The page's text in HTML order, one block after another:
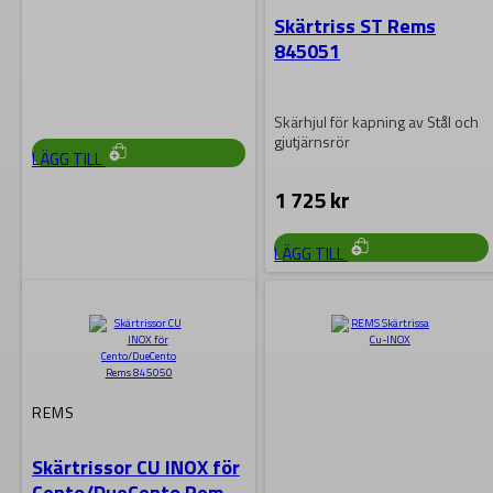
LÄGG TILL
Rems Cento Skärhjul ST
Skärtrissa för stålrör
Skärtriss ST Rems
845051
Skärhjul för kapning av Stål och
gjutjärnsrör
1 725kr
LÄGG TILL
REMS
Skärtrissor CU INOX för